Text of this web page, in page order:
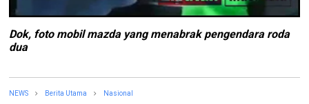
Dok, foto mobil mazda yang menabrak pengendara roda
dua
NEWS Berita Utama Nasional